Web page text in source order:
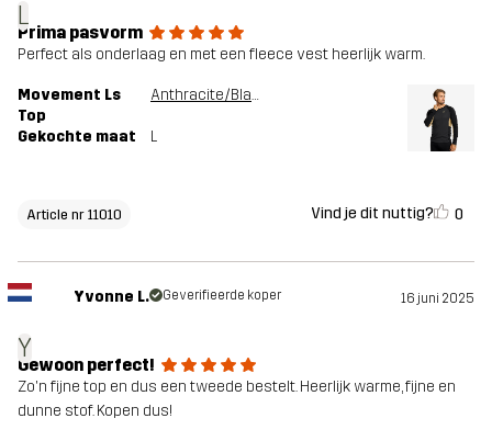
L
Prima pasvorm
Perfect als onderlaag en met een fleece vest heerlijk warm.
Movement Ls
Top
Anthracite/Black
Gekochte maat L
Article nr 11010 Vind je dit nuttig? 0
Y
Yvonne L. Geverifieerde koper 16 juni 2025
Gewoon perfect!
Zo'n fijne top en dus een tweede bestelt. Heerlijk warme, fijne en
dunne stof. Kopen dus!